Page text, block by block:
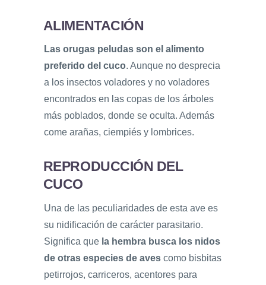
ALIMENTACIÓN
Las orugas peludas son el alimento
preferido del cuco. Aunque no desprecia
a los insectos voladores y no voladores
encontrados en las copas de los árboles
más poblados, donde se oculta. Además
come arañas, ciempiés y lombrices.
REPRODUCCIÓN DEL
CUCO
Una de las peculiaridades de esta ave es
su nidificación de carácter parasitario.
Significa que la hembra busca los nidos
de otras especies de aves como bisbitas
petirrojos, carriceros, acentores para